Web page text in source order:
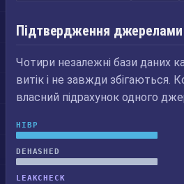
Підтвердження джерелами
Чотири незалежні бази даних
витік і не завжди збігаються.
власний підрахунок одного
HIBP
DEHASHED
LEAKCHECK